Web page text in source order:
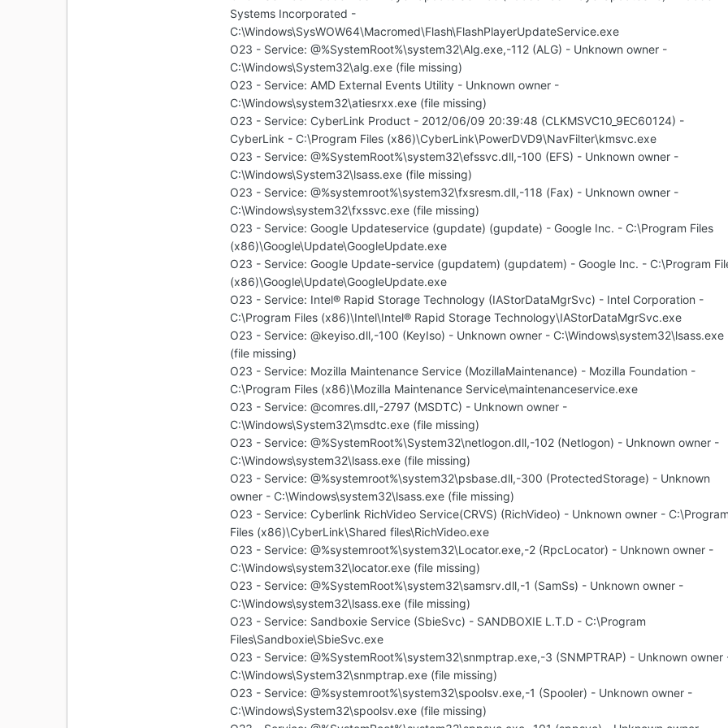
Systems Incorporated -
C:\Windows\SysWOW64\Macromed\Flash\FlashPlayerUpdateService.exe
O23 - Service: @%SystemRoot%\system32\Alg.exe,-112 (ALG) - Unknown owner -
C:\Windows\System32\alg.exe (file missing)
O23 - Service: AMD External Events Utility - Unknown owner -
C:\Windows\system32\atiesrxx.exe (file missing)
O23 - Service: CyberLink Product - 2012/06/09 20:39:48 (CLKMSVC10_9EC60124) -
CyberLink - C:\Program Files (x86)\CyberLink\PowerDVD9\NavFilter\kmsvc.exe
O23 - Service: @%SystemRoot%\system32\efssvc.dll,-100 (EFS) - Unknown owner -
C:\Windows\System32\lsass.exe (file missing)
O23 - Service: @%systemroot%\system32\fxsresm.dll,-118 (Fax) - Unknown owner -
C:\Windows\system32\fxssvc.exe (file missing)
O23 - Service: Google Updateservice (gupdate) (gupdate) - Google Inc. - C:\Program Files
(x86)\Google\Update\GoogleUpdate.exe
O23 - Service: Google Update-service (gupdatem) (gupdatem) - Google Inc. - C:\Program
(x86)\Google\Update\GoogleUpdate.exe
O23 - Service: Intel® Rapid Storage Technology (IAStorDataMgrSvc) - Intel Corporation -
C:\Program Files (x86)\Intel\Intel® Rapid Storage Technology\IAStorDataMgrSvc.exe
O23 - Service: @keyiso.dll,-100 (KeyIso) - Unknown owner - C:\Windows\system32\lsass.exe
(file missing)
O23 - Service: Mozilla Maintenance Service (MozillaMaintenance) - Mozilla Foundation -
C:\Program Files (x86)\Mozilla Maintenance Service\maintenanceservice.exe
O23 - Service: @comres.dll,-2797 (MSDTC) - Unknown owner -
C:\Windows\System32\msdtc.exe (file missing)
O23 - Service: @%SystemRoot%\System32\netlogon.dll,-102 (Netlogon) - Unknown owner -
C:\Windows\system32\lsass.exe (file missing)
O23 - Service: @%systemroot%\system32\psbase.dll,-300 (ProtectedStorage) - Unknown
owner - C:\Windows\system32\lsass.exe (file missing)
O23 - Service: Cyberlink RichVideo Service(CRVS) (RichVideo) - Unknown owner -
Files (x86)\CyberLink\Shared files\RichVideo.exe
O23 - Service: @%systemroot%\system32\Locator.exe,-2 (RpcLocator) - Unknown owner -
C:\Windows\system32\locator.exe (file missing)
O23 - Service: @%SystemRoot%\system32\samsrv.dll,-1 (SamSs) - Unknown owner -
C:\Windows\system32\lsass.exe (file missing)
O23 - Service: Sandboxie Service (SbieSvc) - SANDBOXIE L.T.D - C:\Program
Files\Sandboxie\SbieSvc.exe
O23 - Service: @%SystemRoot%\system32\snmptrap.exe,-3 (SNMPTRAP) - Unknown owner
C:\Windows\System32\snmptrap.exe (file missing)
O23 - Service: @%systemroot%\system32\spoolsv.exe,-1 (Spooler) - Unknown owner -
C:\Windows\System32\spoolsv.exe (file missing)